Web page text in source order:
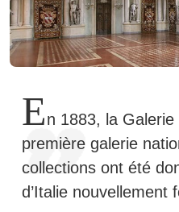
En 1883, la
première galerie
collections ont été
d’Italie nouvellement